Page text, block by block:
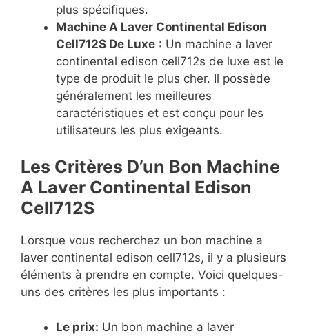
plus spécifiques.
Machine A Laver Continental Edison
Cell712S De Luxe : Un machine a laver
continental edison cell712s de luxe est le
type de produit le plus cher. Il possède
généralement les meilleures
caractéristiques et est conçu pour les
utilisateurs les plus exigeants.
Les Critères D’un Bon Machine
A Laver Continental Edison
Cell712S
Lorsque vous recherchez un bon machine a
laver continental edison cell712s, il y a plusieurs
éléments à prendre en compte. Voici quelques-
uns des critères les plus importants :
Le prix: Un bon machine a laver